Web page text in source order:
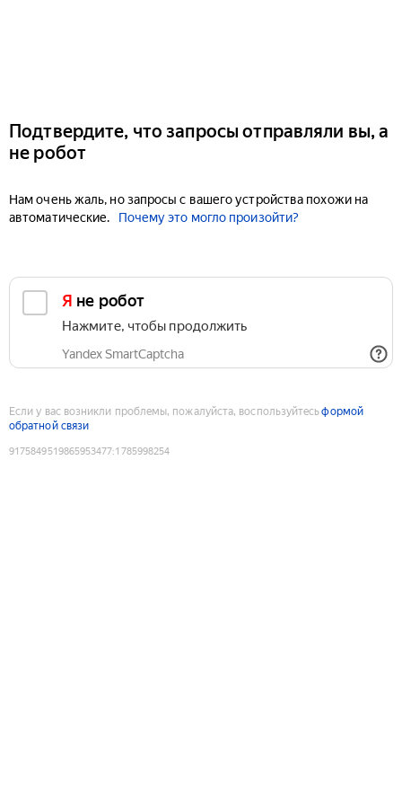
Подтвердите, что запросы отправляли вы, а
не робот
Нам очень жаль, но запросы с вашего устройства похожи на
автоматические.
Почему это могло произойти?
Я не робот
Нажмите, чтобы продолжить
Yandex SmartCaptcha
Если у вас возникли проблемы, пожалуйста, воспользуйтесьформой
обратной связи
9175849519865953477:1785998254